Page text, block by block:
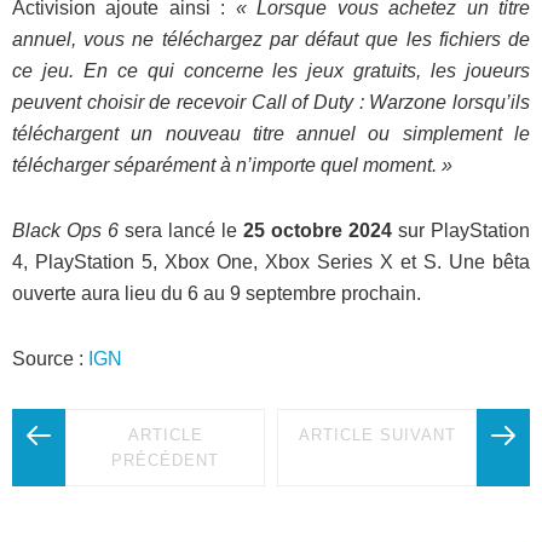
Activision ajoute ainsi : « Lorsque vous achetez un titre
annuel, vous ne téléchargez par défaut que les fichiers de
ce jeu. En ce qui concerne les jeux gratuits, les joueurs
peuvent choisir de recevoir Call of Duty : Warzone lorsqu’ils
téléchargent un nouveau titre annuel ou simplement le
télécharger séparément à n’importe quel moment. »
Black Ops 6 sera lancé le 25 octobre 2024 sur PlayStation
4, PlayStation 5, Xbox One, Xbox Series X et S. Une bêta
ouverte aura lieu du 6 au 9 septembre prochain.
Source : IGN
ARTICLE
PRÉCÉDENT
ARTICLE SUIVANT